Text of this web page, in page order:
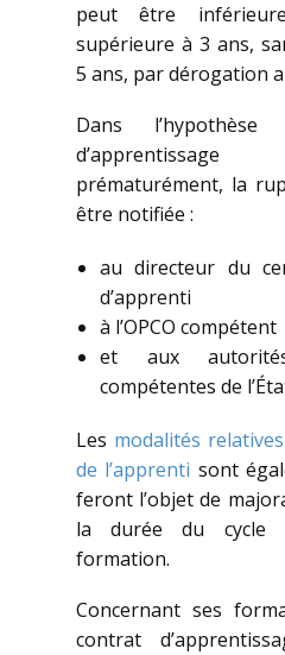
peut être
supérieure à 3 ans,
5 ans, par dérogation
Dans
prématurément, la
être notifiée :
au directeur du
d’apprenti
à l’OPCO compétent
et aux autorités
compétentes de
Les modalités
de l’apprenti sont
feront l’objet de
la durée du cycle
formation.
Concernant ses
contrat